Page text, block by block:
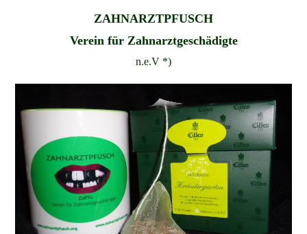
ZAHNARZTPFUSCH
Verein für Zahnarztgeschädigte
n.e.V *)